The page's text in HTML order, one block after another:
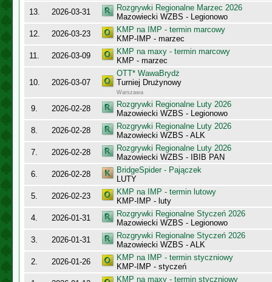
13.
2026-03-31
Rozgrywki Regionalne Marzec 2026
Mazowiecki WZBS - Legionowo
12.
2026-03-23
KMP na IMP - termin marcowy
KMP-IMP - marzec
11.
2026-03-09
KMP na maxy - termin marcowy
KMP - marzec
10. 2026-03-07
OTT* WawaBrydż
Turniej Drużynowy
Warszawa
9. 2026-02-28
Rozgrywki Regionalne Luty 2026
Mazowiecki WZBS - Legionowo
8.
2026-02-28
Rozgrywki Regionalne Luty 2026
Mazowiecki WZBS - ALK
7.
2026-02-28
Rozgrywki Regionalne Luty 2026
Mazowiecki WZBS - IBIB PAN
6.
2026-02-28
BridgeSpider - Pajączek
LUTY
5.
2026-02-23
KMP na IMP - termin lutowy
KMP-IMP - luty
4.
2026-01-31
Rozgrywki Regionalne Styczeń 2026
Mazowiecki WZBS - Legionowo
3.
2026-01-31
Rozgrywki Regionalne Styczeń 2026
Mazowiecki WZBS - ALK
2.
2026-01-26
KMP na IMP - termin styczniowy
KMP-IMP - styczeń
KMP na maxy - termin styczniowy